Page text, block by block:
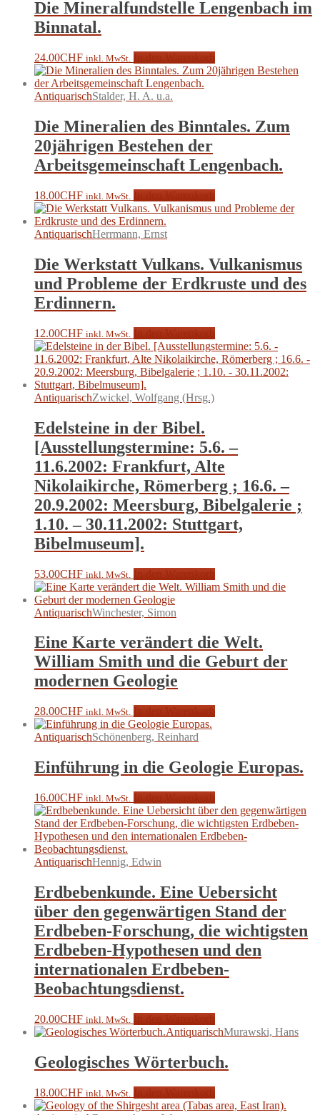
Die Mineralfundstelle Lengenbach im
Binnatal.
24.00CHF inkl. MwSt.
AntiquarischStalder, H. A. u.a.
Die Mineralien des Binntales. Zum
20jährigen Bestehen der
Arbeitsgemeinschaft Lengenbach.
18.00CHF inkl. MwSt.
AntiquarischHerrmann, Ernst
Die Werkstatt Vulkans. Vulkanismus
und Probleme der Erdkruste und des
Erdinnern.
12.00CHF inkl. MwSt.
AntiquarischZwickel, Wolfgang (Hrsg.)
Edelsteine in der Bibel.
[Ausstellungstermine: 5.6. –
11.6.2002: Frankfurt, Alte
Nikolaikirche, Römerberg ; 16.6. –
20.9.2002: Meersburg, Bibelgalerie ;
1.10. – 30.11.2002: Stuttgart,
Bibelmuseum].
53.00CHF inkl. MwSt.
AntiquarischWinchester, Simon
Eine Karte verändert die Welt.
William Smith und die Geburt der
modernen Geologie
28.00CHF inkl. MwSt.
AntiquarischSchönenberg, Reinhard
Einführung in die Geologie Europas.
16.00CHF inkl. MwSt.
AntiquarischHennig, Edwin
Erdbebenkunde. Eine Uebersicht
über den gegenwärtigen Stand der
Erdbeben-Forschung, die wichtigsten
Erdbeben-Hypothesen und den
internationalen Erdbeben-
Beobachtungsdienst.
20.00CHF inkl. MwSt.
AntiquarischMurawski, Hans
Geologisches Wörterbuch.
18.00CHF inkl. MwSt.